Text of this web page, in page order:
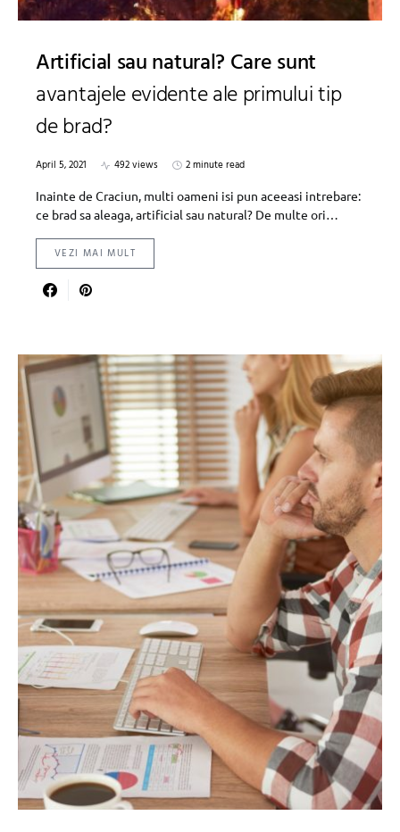
Artificial sau natural? Care sunt
avantajele evidente ale primului tip
de brad?
April 5, 2021 492 views
2 minute read
Inainte de Craciun, multi oameni isi pun aceeasi intrebare:
ce brad sa aleaga, artificial sau natural? De multe ori…
VEZI MAI MULT